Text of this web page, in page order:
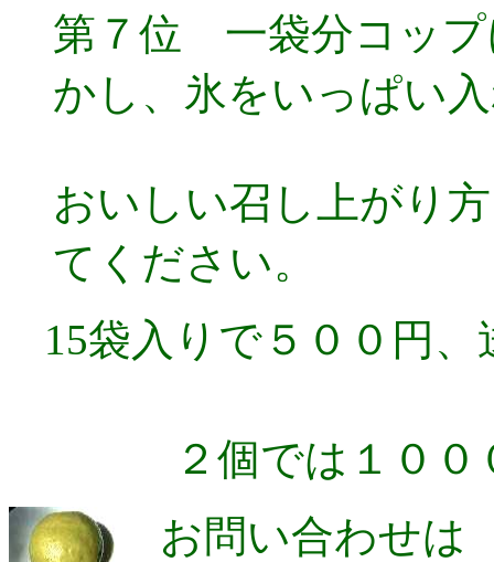
第７位 一袋分コップ
かし、氷をいっぱい
おいしい召し上がり
てください。
15袋入りで５００円
２個では１０
お問い合わせ